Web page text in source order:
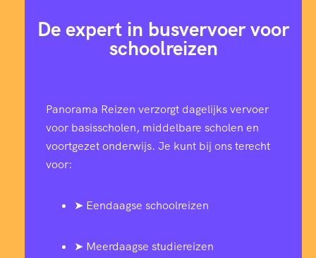
De expert in busvervoer voor
schoolreizen
Panorama Reizen verzorgt dagelijks vervoer
voor basisscholen, middelbare scholen en
voortgezet onderwijs. Je kunt bij ons terecht
voor:
➤ Eendaagse schoolreizen
➤ Meerdaagse studiereizen